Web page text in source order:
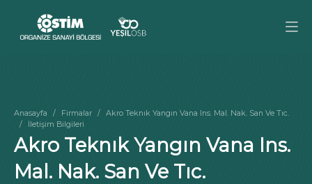
Anasayfa Firmalar
Akro Teknık Yangın Vana Ins. Mal. Nak. San Ve Tıc.
İletişim Bilgileri
Akro Teknık Yangın Vana Ins.
Mal. Nak. San Ve Tıc.